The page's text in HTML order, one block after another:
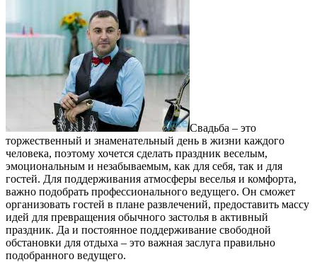
Свадьба – это
торжественный и знаменательный день в жизни каждого
человека, поэтому хочется сделать праздник веселым,
эмоциональным и незабываемым, как для себя, так и для
гостей. Для поддерживания атмосферы веселья и комфорта,
важно подобрать профессионального ведущего. Он сможет
организовать гостей в плане развлечений, предоставить массу
идей для превращения обычного застолья в активный
праздник. Да и постоянное поддерживание свободной
обстановки для отдыха – это важная заслуга правильно
подобранного ведущего.